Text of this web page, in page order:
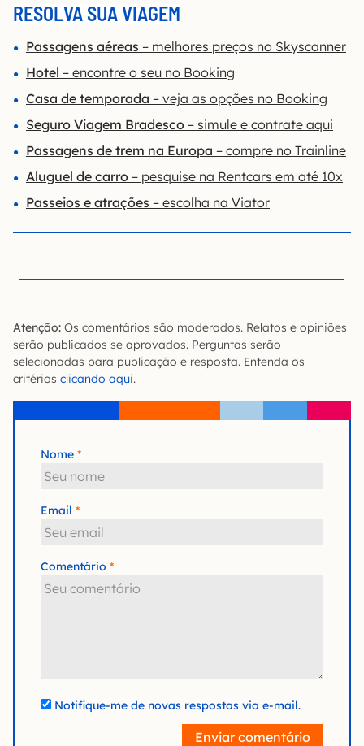
RESOLVA SUA VIAGEM
Passagens aéreas – melhores preços no Skyscanner
Hotel – encontre o seu no Booking
Casa de temporada – veja as opções no Booking
Seguro Viagem Bradesco – simule e contrate aqui
Passagens de trem na Europa – compre no Trainline
Aluguel de carro – pesquise na Rentcars em até 10x
Passeios e atrações – escolha na Viator
Atenção: Os comentários são moderados. Relatos e opiniões
serão publicados se aprovados. Perguntas serão
selecionadas para publicação e resposta. Entenda os
critérios clicando aqui.
Nome
Email
Comentário
Notifique-me de novas respostas via e-mail.
Enviar comentário